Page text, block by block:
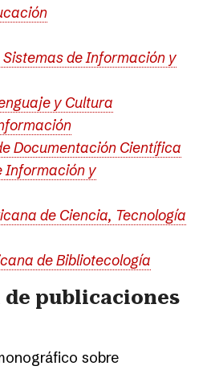
de Información y
y Cultura
Documentación Científica
Información y
de Ciencia, Tecnología
de Bibliotecología
publicaciones
sobre